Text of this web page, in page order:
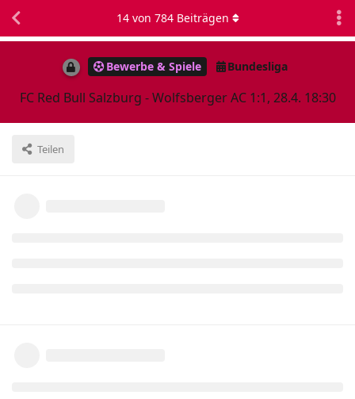
Bewerbe & Spiele Bundesliga
FC Red Bull Salzburg - Wolfsberger AC 1:1, 28.4. 18:30
Teilen
14von 784Beiträgen